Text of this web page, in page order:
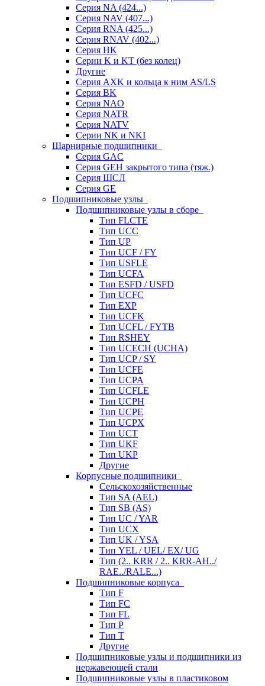
Серия NA (424...)
Серия NAV (407...)
Серия RNA (425...)
Серия RNAV (402...)
Серия HK
Серии K и KT (без колец)
Другие
Серия AXK и кольца к ним AS/LS
Серия BK
Серия NAO
Серия NATR
Серия NATV
Серии NK и NKI
Шарнирные подшипники
Серия GAC
Серия GEH закрытого типа (тяж.)
Серия ШСЛ
Серия GE
Подшипниковые узлы
Подшипниковые узлы в сборе
Тип FLCTE
Тип UCC
Тип UP
Тип UCF / FY
Тип USFLE
Тип UCFA
Тип ESFD / USFD
Тип UCFC
Тип EXP
Тип UCFK
Тип UCFL / FYTB
Тип RSHEY
Тип UCECH (UCHA)
Тип UCP / SY
Тип UCFE
Тип UCPA
Тип UCFLE
Тип UCPH
Тип UCPE
Тип UCPX
Тип UCT
Тип UKF
Тип UKP
Другие
Корпусные подшипники
Сельскохозяйственные
Тип SA (AEL)
Тип SB (AS)
Тип UC / YAR
Тип UCX
Тип UK / YSA
Тип YEL / UEL/ EX/ UG
Тип (2.. KRR / 2.. KRR-AH../
RAE../RALE...)
Подшипниковые корпуса
Тип F
Тип FC
Тип FL
Тип P
Тип T
Другие
Подшипниковые узлы и подшипники из
нержавеющей стали
Подшипниковые узлы в пластиковом